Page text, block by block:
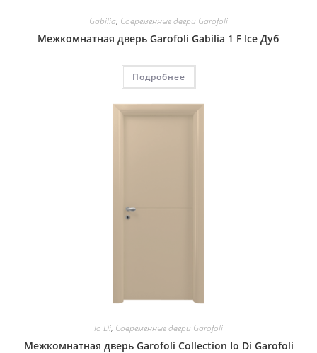
Gabilia, Современные двери Garofoli
Межкомнатная дверь Garofoli Gabilia 1 F Ice Дуб
Подробнее
Io Di, Современные двери Garofoli
Межкомнатная дверь Garofoli Collection Io Di Garofoli